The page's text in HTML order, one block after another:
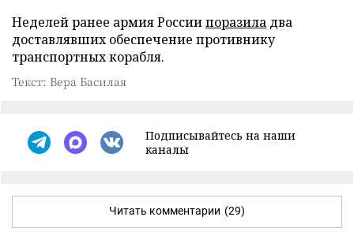
Неделей ранее армия Россиипоразила два
доставлявших обеспечение противнику
транспортных корабля.
Текст: Вера Басилая
Подписывайтесь на наши
каналы
Читать комментарии (29)